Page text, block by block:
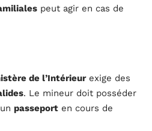
peut agir en cas de
de l’Intérieurexige des
. Le mineur doit posséder
passeport en cours de